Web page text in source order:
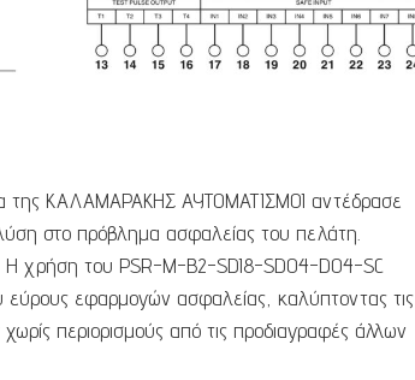
της ΚΑΛΑΜΑΡΑΚΗΣ ΑΥΤΟΜΑΤΙΣΜΟΙ αντέδρασε
στο πρόβλημα ασφαλείας του πελάτη.
Η χρήση του PSR-M-B2-SDI8-SDO4-DO4-SC
εύρους εφαρμογών ασφαλείας, καλύπτοντας τις
περιορισμούς από τις προδιαγραφές άλλων